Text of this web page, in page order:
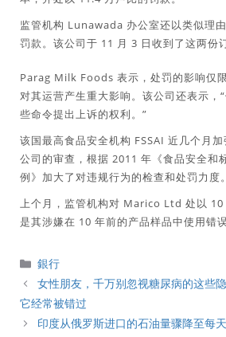
监管机构 Lunawada 办公室还以类似理
罚款。该公司于 11 月 3 日收到了这两份
Parag Milk Foods 表示，处罚的影响仅
对其运营产生重大影响。该公司还表示，
些命令提出上诉的权利。”
该国最高食品安全机构 FSSAI 近几个月
公司的审查，根据 2011 年《食品安全和
例》加大了对违规行为的检查和处罚力度。
上个月，监管机构对 Marico Ltd 处以 10
是其涉嫌在 10 年前的产品样品中使用错误
分
類
銀行
女性朋友，千万别忽视糖尿病的这些
它经常被错过
印度从俄罗斯进口的石油量骤降至每